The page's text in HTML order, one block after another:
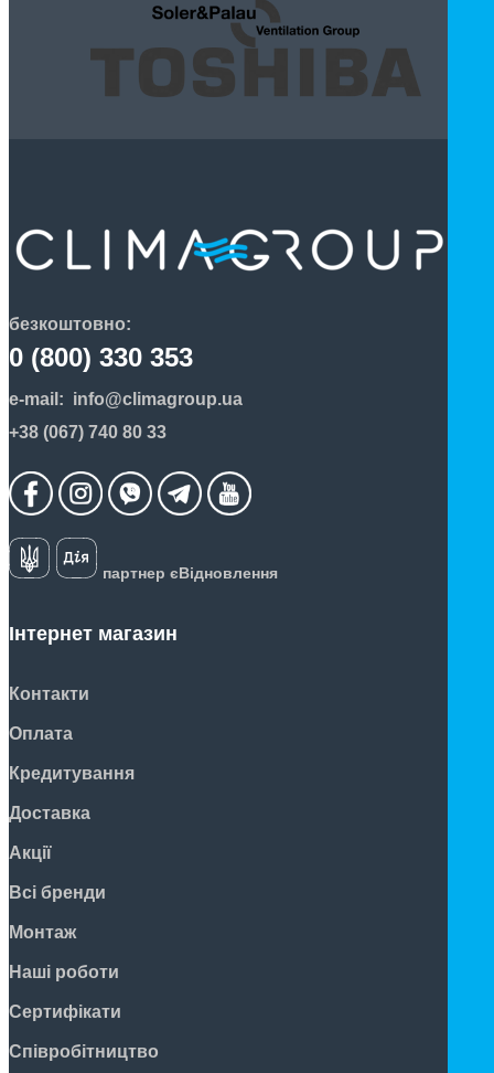
безкоштовно:
0 (800) 330 353
e-mail: info@climagroup.ua
+38 (067) 740 80 33
партнер єВідновлення
Інтернет магазин
Контакти
Оплата
Кредитування
Доставка
Акції
Всі бренди
Монтаж
Наші роботи
Сертифікати
Співробітництво